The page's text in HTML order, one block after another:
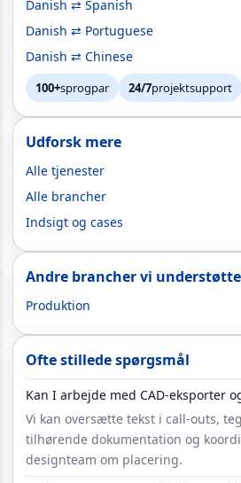
Danish ⇄ Spanish
Danish ⇄ Portuguese
Danish ⇄ Chinese
100+sprogpar 24/7projektsupport
Udforsk mere
Alle tjenester
Alle brancher
Indsigt og cases
Andre brancher vi
Produktion
Ofte stillede spørgsmål
Kan I arbejde med CAD-eksporter
Vi kan oversætte tekst i call-outs,
tilhørende dokumentation og
designteam om placering.